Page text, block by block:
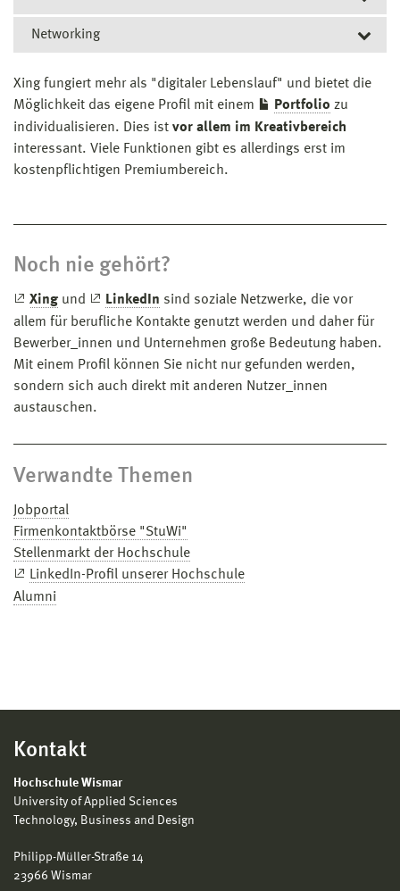
dabei fehlende Angaben in Ihrem Profil vollständig zu
ergänzen.
Was bei LinkedIn die "Info-Box" ist, ist hier "über mich"
Networking
Treten Sie Gruppen bei und betreiben Sie aktives
Networking.
Xing fungiert mehr als "digitaler Lebenslauf" und bietet die
Möglichkeit das eigene Profil mit einem
Portfolio zu
individualisieren. Dies ist vor allem im Kreativbereich
interessant. Viele Funktionen gibt es allerdings erst im
kostenpflichtigen Premiumbereich.
Noch nie gehört?
Xingund LinkedIn sind soziale Netzwerke, die vor
allem für berufliche Kontakte genutzt werden und daher für
Bewerber_innen und Unternehmen große Bedeutung haben.
Mit einem Profil können Sie nicht nur gefunden werden,
sondern sich auch direkt mit anderen Nutzer_innen
austauschen.
Verwandte Themen
Jobportal
Firmenkontaktbörse "StuWi"
Stellenmarkt der Hochschule
LinkedIn-Profil unserer Hochschule
Alumni
Kontakt
Hochschule Wismar
University of Applied Sciences
Technology, Business and Design
Philipp-Müller-Straße 14
23966 Wismar